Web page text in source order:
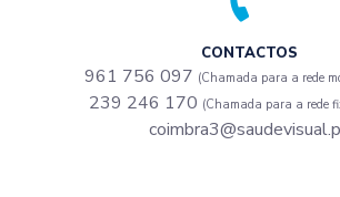
CONTACTOS
961 756 097 (Chamada para a rede
239 246 170 (Chamada para a rede